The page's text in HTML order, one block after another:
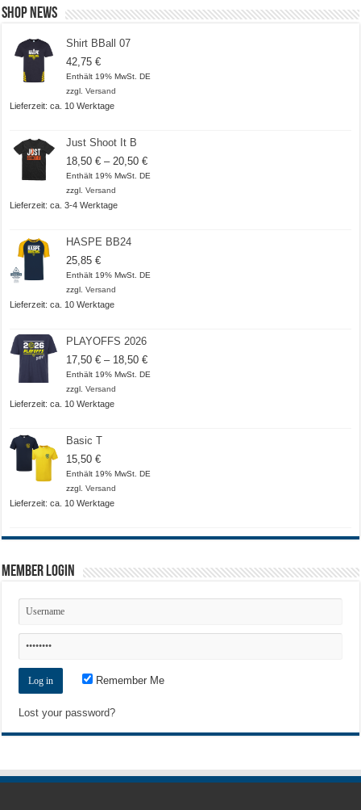
Shop News
Shirt BBall 07
42,75€
Enthält 19% MwSt. DE
zzgl.Versand
Lieferzeit: ca. 10 Werktage
Just Shoot It B
18,50€ – 20,50€Preisspanne:
18,50 €
Enthält 19% MwSt. DE
zzgl.Versand
Lieferzeit: ca. 3-4 Werktage
HASPE BB24
25,85€
Enthält 19% MwSt. DE
zzgl.Versand
Lieferzeit: ca. 10 Werktage
PLAYOFFS 2026
17,50€ – 18,50€Preisspanne:
17,50 €
Enthält 19% MwSt. DE
zzgl.Versand
Lieferzeit: ca. 10 Werktage
Basic T
15,50€
Enthält 19% MwSt. DE
zzgl.Versand
Lieferzeit: ca. 10 Werktage
Member Login
Remember Me
Lost your password?